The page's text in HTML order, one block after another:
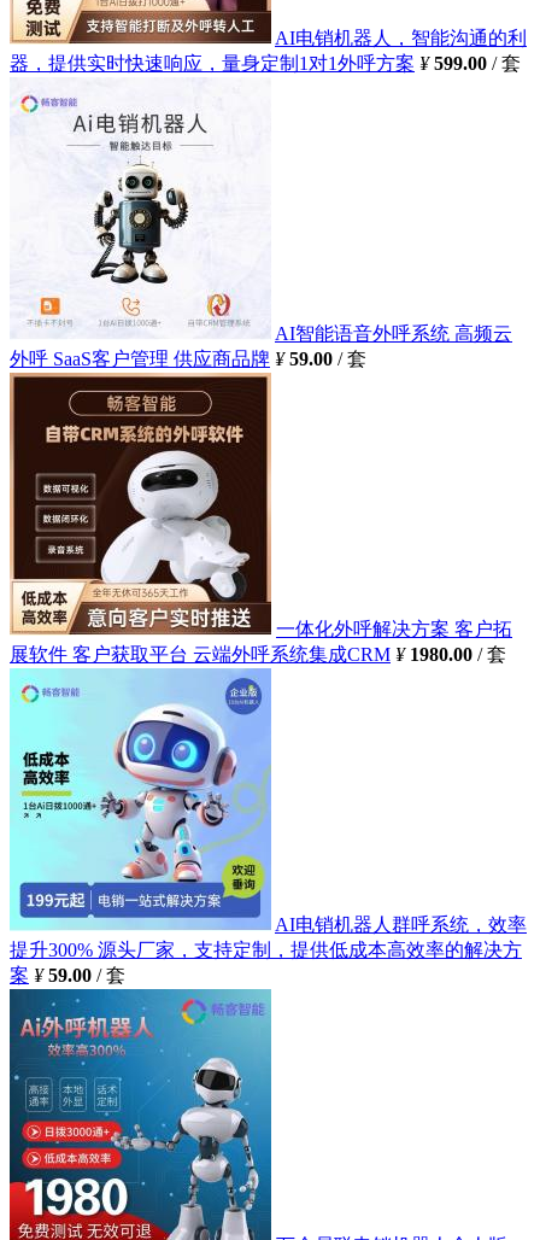
AI电销机器人，智能沟通的利
器，提供实时快速响应，量身定制1对1外呼方案 ¥ 599.00 / 套
AI智能语音外呼系统 高频云
外呼 SaaS客户管理 供应商品牌 ¥ 59.00 / 套
一体化外呼解决方案 客户拓
展软件 客户获取平台 云端外呼系统集成CRM ¥ 1980.00 / 套
AI电销机器人群呼系统，效率
提升300% 源头厂家，支持定制，提供低成本高效率的解决方
案 ¥ 59.00 / 套